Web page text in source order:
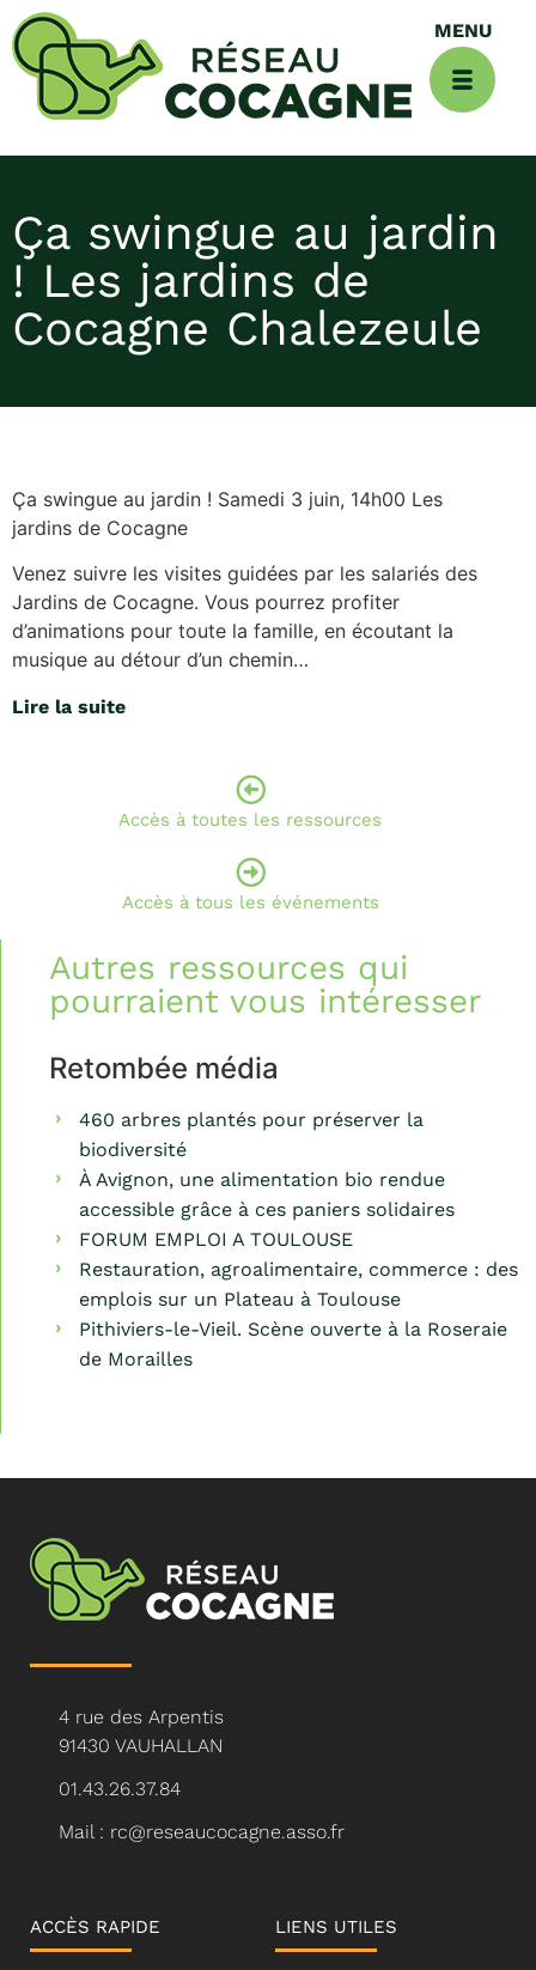
Ça swingue au jardin
! Les jardins de
Cocagne Chalezeule
Ça swingue au jardin ! Samedi 3 juin, 14h00 Les
jardins de Cocagne
Venez suivre les visites guidées par les salariés des
Jardins de Cocagne. Vous pourrez profiter
d’animations pour toute la famille, en écoutant la
musique au détour d’un chemin…
Lire la suite
Accès à toutes les ressources
Accès à tous les événements
Autres ressources qui
pourraient vous intéresser
Retombée média
460 arbres plantés pour préserver la
biodiversité
À Avignon, une alimentation bio rendue
accessible grâce à ces paniers solidaires
FORUM EMPLOI A TOULOUSE
Restauration, agroalimentaire, commerce : des
emplois sur un Plateau à Toulouse
Pithiviers-le-Vieil. Scène ouverte à la Roseraie
de Morailles
4 rue des Arpentis
91430 VAUHALLAN
01.43.26.37.84
Mail : rc@reseaucocagne.asso.fr
ACCÈS RAPIDE LIENS UTILES